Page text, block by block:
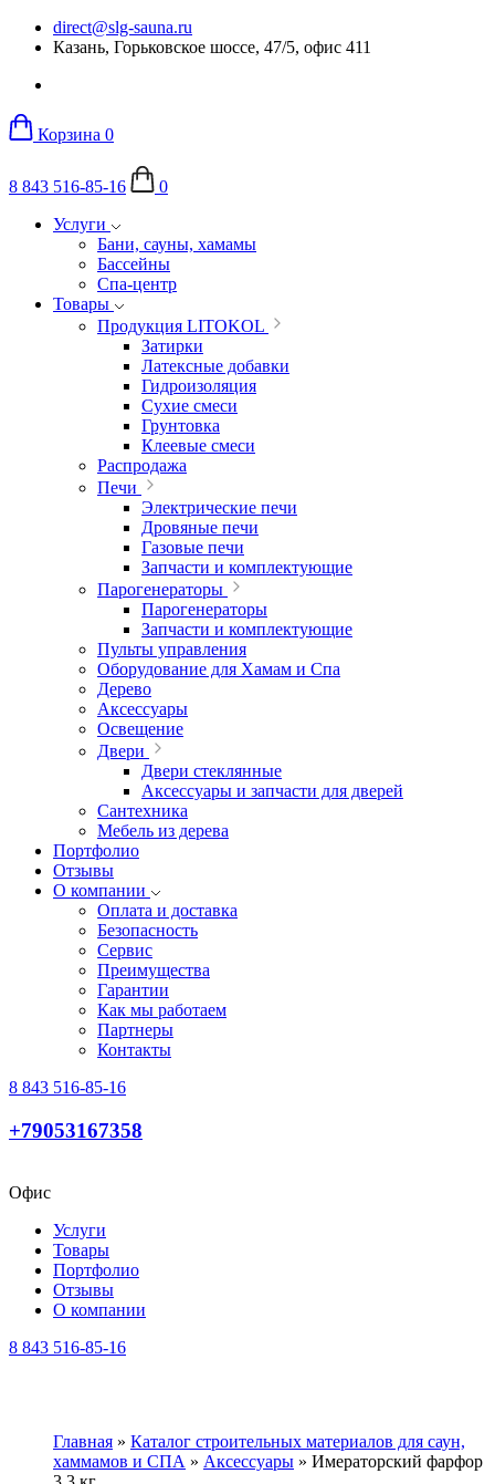
direct@slg-sauna.ru
Казань, Горьковское шоссе, 47/5, офис 411
Корзина 0
8 843 516-85-16
0
Услуги
Бани, сауны, хамамы
Бассейны
Спа-центр
Товары
Продукция LITOKOL
Затирки
Латексные добавки
Гидроизоляция
Сухие смеси
Грунтовка
Клеевые смеси
Распродажа
Печи
Электрические печи
Дровяные печи
Газовые печи
Запчасти и комплектующие
Парогенераторы
Парогенераторы
Запчасти и комплектующие
Пульты управления
Оборудование для Хамам и Спа
Дерево
Аксессуары
Освещение
Двери
Двери стеклянные
Аксессуары и запчасти для дверей
Сантехника
Мебель из дерева
Портфолио
Отзывы
О компании
Оплата и доставка
Безопасность
Сервис
Преимущества
Гарантии
Как мы работаем
Партнеры
Контакты
8 843 516-85-16
+79053167358
Офис
Услуги
Товары
Портфолио
Отзывы
О компании
8 843 516-85-16
Главная » Каталог строительных материалов для саун,
хаммамов и СПА » Аксессуары » Имераторский фарфор